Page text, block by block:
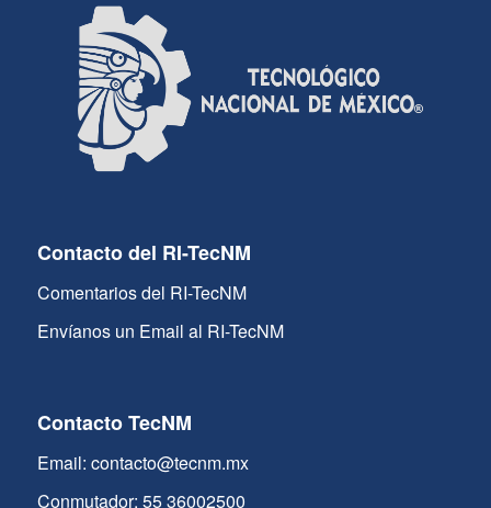
Contacto del RI-TecNM
Comentarios del RI-TecNM
Envíanos un Email al RI-TecNM
Contacto TecNM
Email: contacto@tecnm.mx
Conmutador: 55 36002500